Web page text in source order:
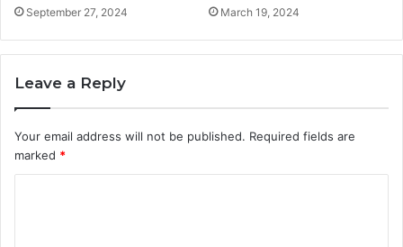
September 27, 2024 March 19, 2024
Leave a Reply
Your email address will not be published. Required fields are
marked *